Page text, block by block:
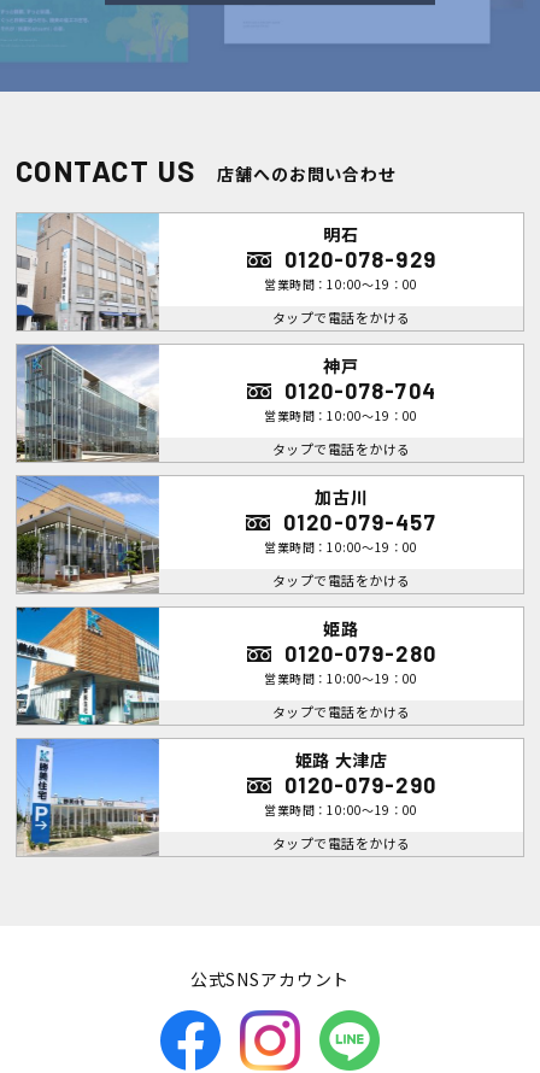
CONTACT US 店舗へのお問い合わせ
明石
0120-078-929
営業時間：10:00～19：00
タップで電話をかける
神戸
0120-078-704
営業時間：10:00～19：00
タップで電話をかける
加古川
0120-079-457
営業時間：10:00～19：00
タップで電話をかける
姫路
0120-079-280
営業時間：10:00～19：00
タップで電話をかける
姫路 大津店
0120-079-290
営業時間：10:00～19：00
タップで電話をかける
公式SNSアカウント